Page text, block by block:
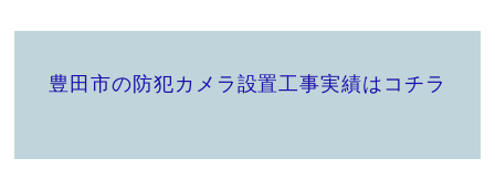
豊田市の防犯カメラ設置工事実績はコチラ